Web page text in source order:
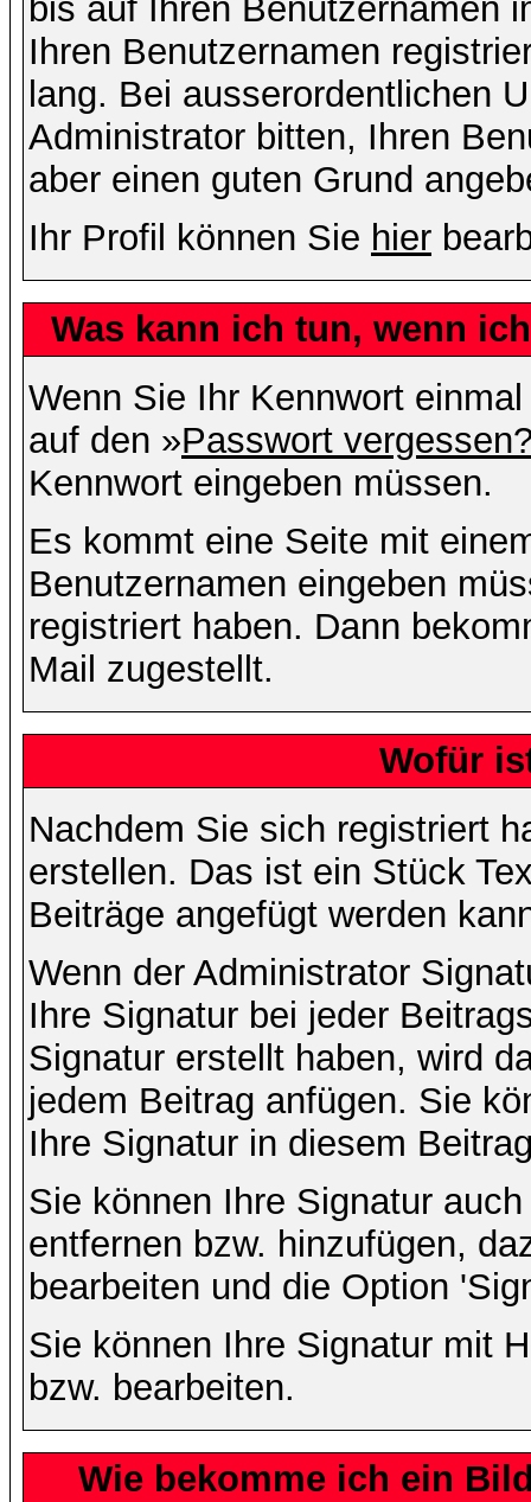
bis auf Ihren Benutzernamen
Ihren Benutzernamen
lang. Bei ausserordentlichen
Administrator bitten, Ihren
aber einen guten Grund
Ihr Profil können Sie hier
Was kann ich tun, wenn
Wenn Sie Ihr Kennwort
auf den »Passwort
Kennwort eingeben müssen.
Es kommt eine Seite mit
Benutzernamen eingeben
registriert haben. Dann
Mail zugestellt.
Wofür
Nachdem Sie sich registriert
erstellen. Das ist ein Stück
Beiträge angefügt werden
Wenn der Administrator
Ihre Signatur bei jeder
Signatur erstellt haben, wird
jedem Beitrag anfügen. Sie
Ihre Signatur in diesem
Sie können Ihre Signatur
entfernen bzw. hinzufügen,
bearbeiten und die Option
Sie können Ihre Signatur mit
bzw. bearbeiten.
Wie bekomme ich ein